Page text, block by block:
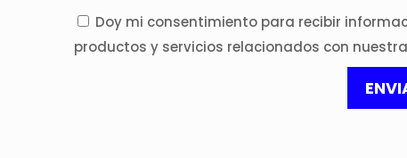
Doy mi consentimiento para recibir
productos y servicios relacionados con